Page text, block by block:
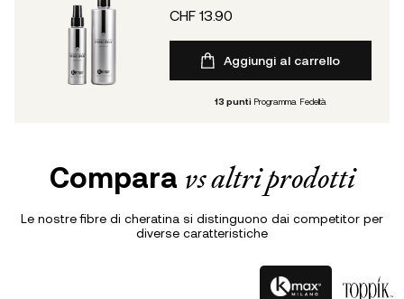
CHF 13.90
Aggiungi al carrello
13 punti Programma Fedeltà
Compara vs altri prodotti
Le nostre fibre di cheratina si distinguono dai competitor per
diverse caratteristiche